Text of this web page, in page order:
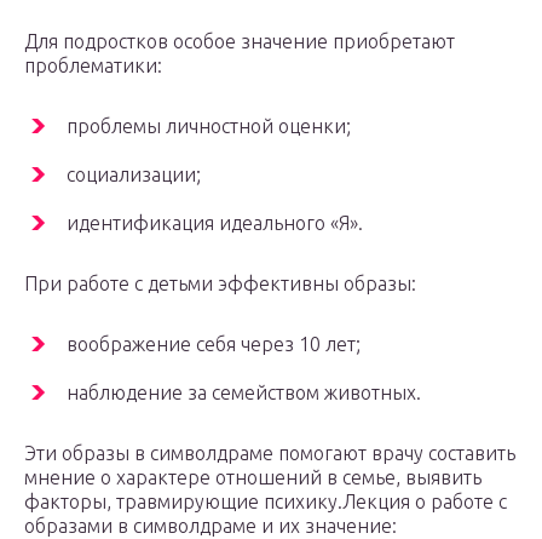
Для подростков особое значение приобретают
проблематики:
проблемы личностной оценки;
социализации;
идентификация идеального «Я».
При работе с детьми эффективны образы:
воображение себя через 10 лет;
наблюдение за семейством животных.
Эти образы в символдраме помогают врачу составить
мнение о характере отношений в семье, выявить
факторы, травмирующие психику.Лекция о работе с
образами в символдраме и их значение: